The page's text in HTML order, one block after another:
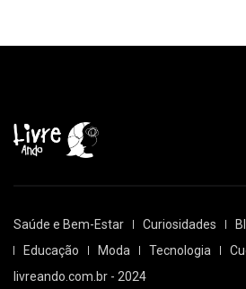
Saúde e Bem-Estar Curiosidades
Educação
Moda Tecnologia
livreando.com.br - 2024